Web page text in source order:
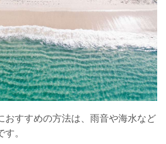
おすすめの方法は、雨音や海水など
。